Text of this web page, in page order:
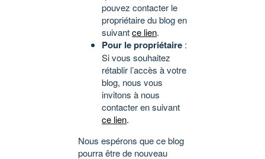
pouvez contacter le
propriétaire du blog en
suivantce lien.
Pour le propriétaire :
Si vous souhaitez
rétablir l’accès à votre
blog, nous vous
invitons à nous
contacter en suivant
ce lien.
Nous espérons que ce blog
pourra être de nouveau